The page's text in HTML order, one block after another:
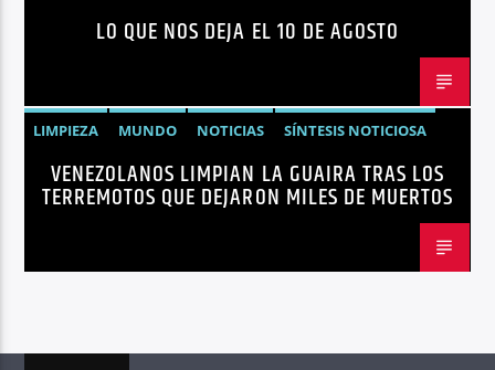
LO QUE NOS DEJA EL 10 DE AGOSTO
LIMPIEZA MUNDO NOTICIAS
SÍNTESIS NOTICIOSA
TERREMOTOS VENEZUELA
VENEZUELA
VENEZOLANOS LIMPIAN LA GUAIRA TRAS LOS
TERREMOTOS QUE DEJARON MILES DE MUERTOS